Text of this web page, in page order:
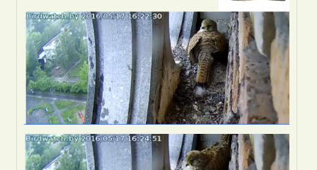
by
Harrier